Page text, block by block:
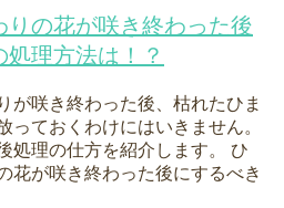
りの花が咲き終わった後
処理方法は！？
が咲き終わった後、枯れたひま
っておくわけにはいきません。
処理の仕方を紹介します。 ひ
花が咲き終わった後にするべき